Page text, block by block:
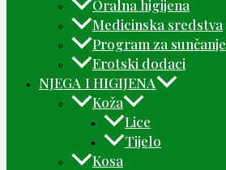
Oralna higijena
Medicinska sredstva
Program za sunčanje
Erotski dodaci
NJEGA I HIGIJENA
Koža
Lice
Tijelo
Kosa